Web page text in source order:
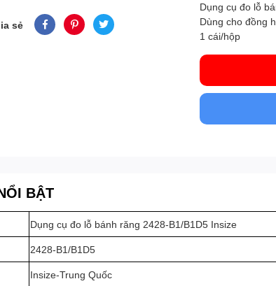
sẻ
Dụng cụ đo lỗ
Dùng cho đồng
1 cái/hộp
BẬT
Dụng cụ đo lỗ bánh răng 2428-B1/B1D5 Insize
2428-B1/B1D5
Insize-Trung Quốc